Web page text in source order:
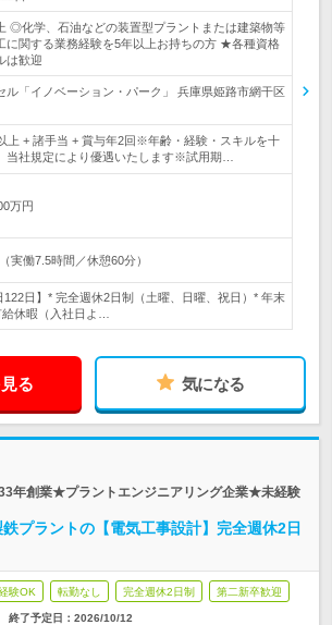
◎化学、石油などの装置型プラントまたは建築物等
に関する業務経験を5年以上お持ちの方 ★各種資格
は歓迎
ル「イノベーション・パーク」 兵庫県姫路市網干区
上 + 諸手当 + 賞与年2回※年齢・経験・スキルを十
当社規定により優遇いたします※試用期…
万円
実働7.5時間／休憩60分）
122日】* 完全週休2日制（土曜、日曜、祝日）* 年末
休暇（入社日よ…
る 気になる
年創業★プラントエンジニアリング企業★未経験
プラントの【電気工事設計】完全週休2日
験OK 転勤なし 完全週休2日制 第二新卒歓迎
終了予定日： 2026/10/12